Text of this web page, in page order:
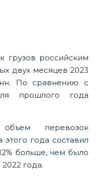
грузов российским
двух месяцев 2023
По сравнению с
прошлого года
перевозок
года составил
больше, чем было
года.